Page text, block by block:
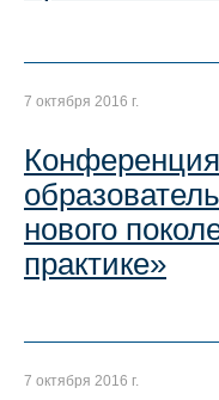
7 октября 2016 г.
нового
практике»
7 октября 2016 г.